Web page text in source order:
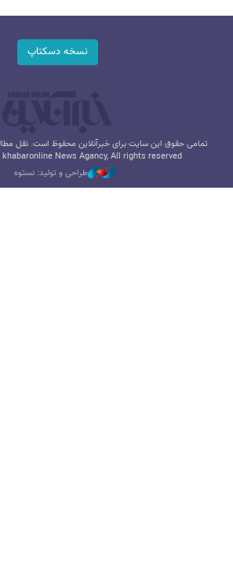
نسخه دسکتاپ
تمامی حقوق این سایت برای خبرآنلاین محفوظ است. نقل
News Agancy, All rights reserved
طراحی و تولید: نستوه